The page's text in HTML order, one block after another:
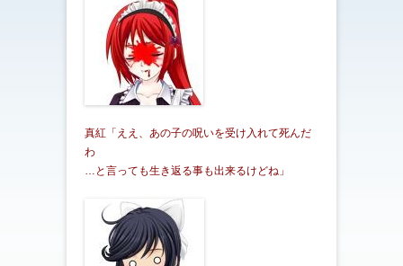
真紅「ええ、あの子の呪いを受け入れて死んだ
わ
…と言っても生き返る事も出来るけどね」